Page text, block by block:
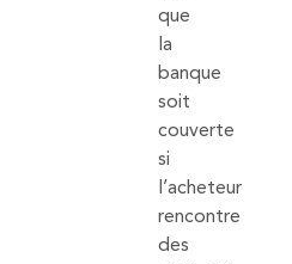
que
la
banque
soit
couverte
si
l’acheteur
rencontre
des